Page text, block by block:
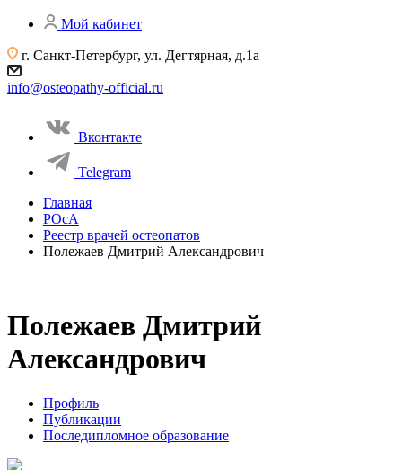
Мой кабинет
г. Санкт-Петербург, ул. Дегтярная, д.1а
info@osteopathy-official.ru
Вконтакте
Telegram
Главная
РОсА
Реестр врачей остеопатов
Полежаев Дмитрий Александрович
Полежаев Дмитрий
Александрович
Профиль
Публикации
Последипломное образование